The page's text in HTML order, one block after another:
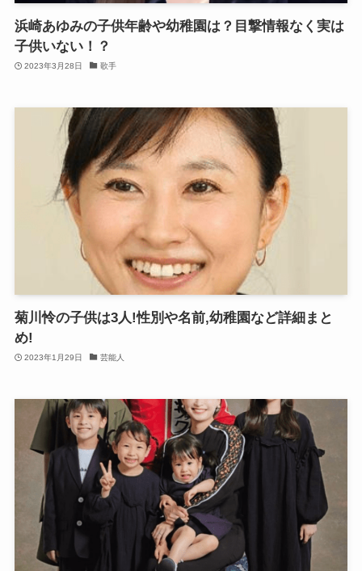
浜崎あゆみの子供年齢や幼稚園は？目撃情報なく実は
子供いない！？
2023年3月28日 歌手
菊川怜の子供は3人!性別や名前,幼稚園など詳細まと
め!
2023年1月29日 芸能人